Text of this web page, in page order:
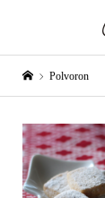
Polvoron